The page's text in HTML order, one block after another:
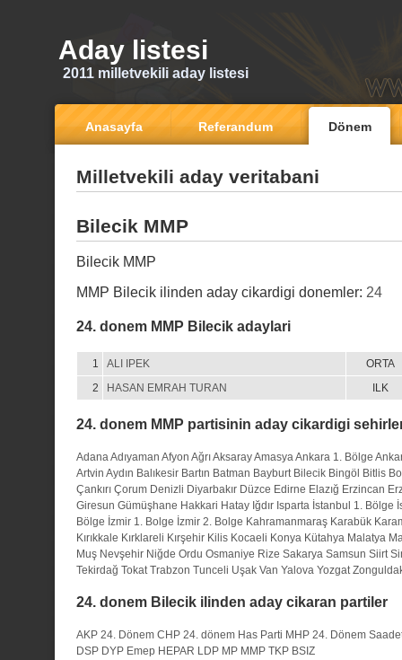
Aday listesi
2011 milletvekili aday listesi
Anasayfa Referandum Dönem
Milletvekili aday veritabani
Bilecik MMP
Bilecik MMP
MMP Bilecik ilinden aday cikardigi donemler: 24
24. donem MMP Bilecik adaylari
1 ALI IPEK
ORTA
2
HASAN EMRAH TURAN ILK
24. donem MMP partisinin aday cikardigi
AdanaAdıyaman Afyon AğrıAksarayAmasyaAnkara 1. Bölge
Artvin Aydın Balıkesir Bartın Batman Bayburt Bilecik Bingöl Bitlis
Çankırı Çorum Denizli Diyarbakır Düzce Edirne Elazığ Erzincan
Giresun Gümüşhane Hakkari Hatay Iğdır Isparta İstanbul 1. Bölge
Bölge İzmir 1. Bolge İzmir 2. Bolge Kahramanmaraş Karabük
Kırıkkale Kırklareli Kırşehir Kilis Kocaeli Konya Kütahya Malatya
Muş Nevşehir Niğde Ordu Osmaniye Rize Sakarya Samsun Siirt
Tekirdağ Tokat Trabzon Tunceli Uşak Van Yalova Yozgat
24. donem Bilecik ilinden aday cikaran partiler
AKP 24. Dönem CHP 24. dönem Has Parti MHP 24. Dönem
DSP DYP Emep HEPAR LDP MP MMP TKP BSIZ